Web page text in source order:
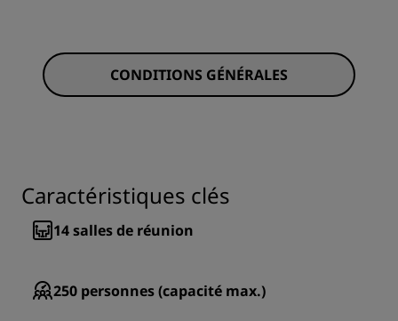
CONDITIONS GÉNÉRALES
Caractéristiques clés
14salles de réunion
250 personnes (capacité max.)